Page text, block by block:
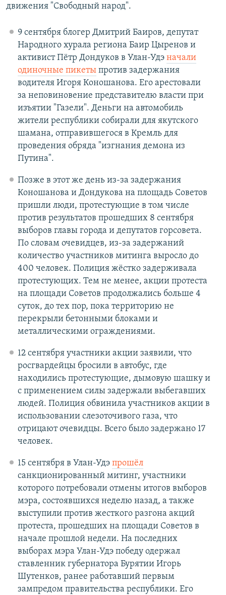
движения "Свободный народ".
9 сентября блогер Дмитрий Баиров, депутат
Народного хурала региона Баир Цыренов и
активист Пётр Дондуков в Улан-Удэ начали
одиночные пикетыпротив задержания
водителя Игоря Коношанова. Его арестовали
за неповиновение представителю власти при
изъятии "Газели". Деньги на автомобиль
жители республики собирали для якутского
шамана, отправившегося в Кремль для
проведения обряда "изгнания демона из
Путина".
Позже в этот же день из-за задержания
Коношанова и Дондукова на площадь Советов
пришли люди, протестующие в том числе
против результатов прошедших 8 сентября
выборов главы города и депутатов горсовета.
По словам очевидцев, из-за задержаний
количество участников митинга выросло до
400 человек. Полиция жёстко задерживала
протестующих. Тем не менее, акции протеста
на площади Советов продолжались больше 4
суток, до тех пор, пока территорию не
перекрыли бетонными блоками и
металлическими ограждениями.
12 сентября участники акции заявили, что
росгвардейцы бросили в автобус, где
находились протестующие, дымовую шашку и
с применением силы задержали выбегавших
людей. Полиция обвинила участников акции в
использовании слезоточивого газа, что
отрицают очевидцы. Всего было задержано 17
человек.
15 сентября в Улан-Удэ прошёл
санкционированный митинг, участники
которого потребовали отмены итогов выборов
мэра, состоявшихся неделю назад, а также
выступили против жесткого разгона акций
протеста, прошедших на площади Советов в
начале прошлой недели. На последних
выборах мэра Улан-Удэ победу одержал
ставленник губернатора Бурятии Игорь
Шутенков, ранее работавший первым
зампредом правительства республики. Его